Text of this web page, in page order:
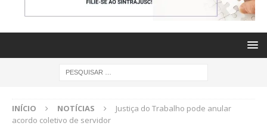
INÍCIO NOTÍCIAS
Justiça do Trabalho pode anular
acordo coletivo de servidor